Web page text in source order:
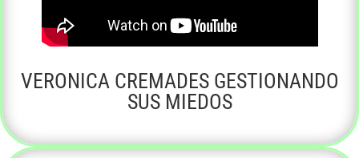
VERONICA CREMADES GESTIONANDO
SUS MIEDOS